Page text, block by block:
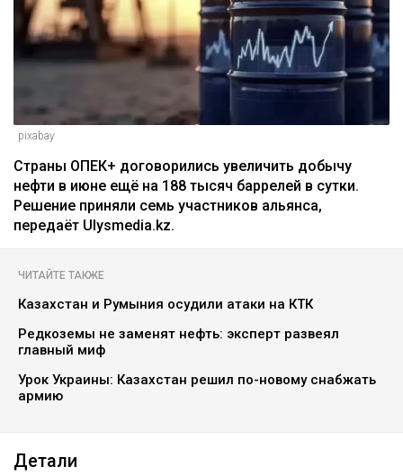
pixabay
Страны ОПЕК+ договорились увеличить добычу
нефти в июне ещё на 188 тысяч баррелей в сутки.
Решение приняли семь участников альянса,
передаёт Ulysmedia.kz.
ЧИТАЙТЕ ТАКЖЕ
Казахстан и Румыния осудили атаки на КТК
Редкоземы не заменят нефть: эксперт развеял
главный миф
Урок Украины: Казахстан решил по-новому снабжать
армию
Детали